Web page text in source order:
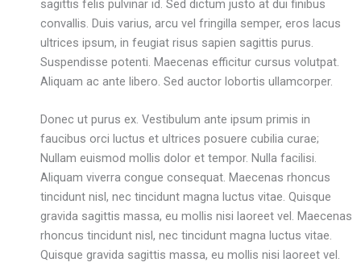
sagittis felis pulvinar id. Sed dictum justo at dui finibus
convallis. Duis varius, arcu vel fringilla semper, eros lacus
ultrices ipsum, in feugiat risus sapien sagittis purus.
Suspendisse potenti. Maecenas efficitur cursus volutpat.
Aliquam ac ante libero. Sed auctor lobortis ullamcorper.
Donec ut purus ex. Vestibulum ante ipsum primis in
faucibus orci luctus et ultrices posuere cubilia curae;
Nullam euismod mollis dolor et tempor. Nulla facilisi.
Aliquam viverra congue consequat. Maecenas rhoncus
tincidunt nisl, nec tincidunt magna luctus vitae. Quisque
gravida sagittis massa, eu mollis nisi laoreet vel. Maecenas
rhoncus tincidunt nisl, nec tincidunt magna luctus vitae.
Quisque gravida sagittis massa, eu mollis nisi laoreet vel.